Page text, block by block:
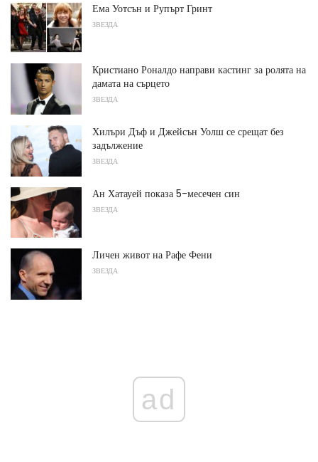
Ема Уотсън и Рупърт Гринт
ЗВЕЗДА
Кристиано Роналдо направи кастинг за ролята на
дамата на сърцето
ЗВЕЗДА
Хилъри Дъф и Джейсън Уолш се срещат без
задължение
ЗВЕЗДА
Ан Хатауей показа 5-месечен син
ЗВЕЗДА
Личен живот на Рафе Фени
ЗВЕЗДА
ad